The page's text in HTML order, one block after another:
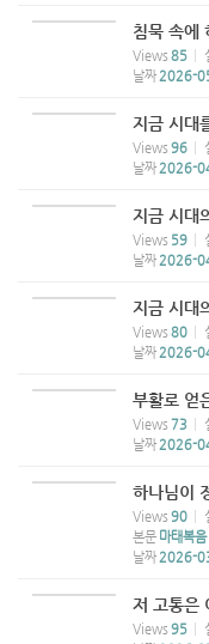
침묵 속에
Views 85
날짜 2026-
지금 시대
Views 96
날짜 2026-
지금 시대
Views 59
날짜 2026-
지금 시대
Views 80
날짜 2026-
부활로 얻
Views 73
날짜 2026-
하나님이
Views 90
본문 마태복
날짜 2026-
저 고통은
Views 95